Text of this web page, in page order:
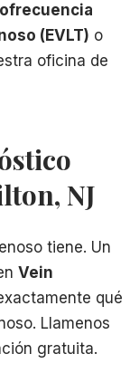
(EVLT) o
oficina de
NJ
tiene. Un
Vein
qué
Llamenos
gratuita.